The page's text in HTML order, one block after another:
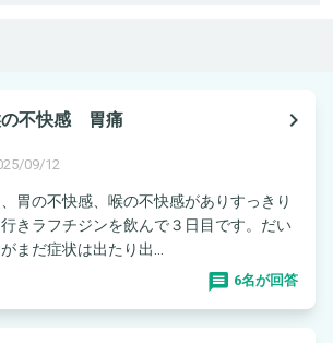
不快感 胃痛
navigate_next
09/12
胃の不快感、喉の不快感がありすっきり
きラフチジンを飲んで３日目です。だい
まだ症状は出たり出...
6名が回答